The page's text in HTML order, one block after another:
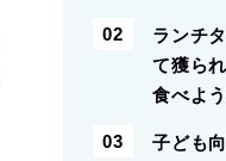
ランチ
て獲ら
食べよう
子ども